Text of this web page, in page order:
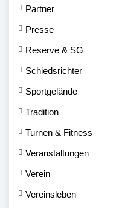
Partner
Presse
Reserve & SG
Schiedsrichter
Sportgelände
Tradition
Turnen & Fitness
Veranstaltungen
Verein
Vereinsleben